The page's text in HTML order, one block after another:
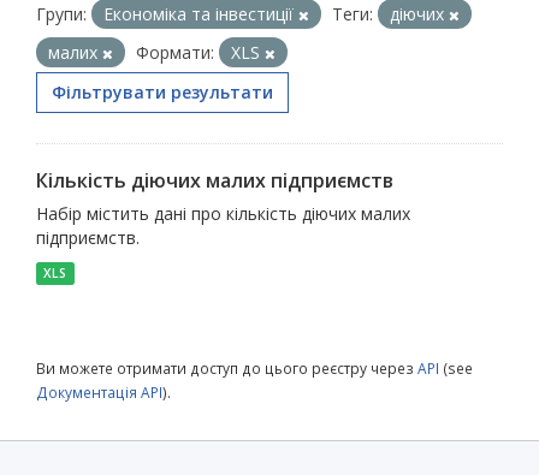
Групи: Економіка та інвестиції Теги:
діючих
малих
Формати:
XLS
Фільтрувати результати
Кількість діючих малих підприємств
Набір містить дані про кількість діючих малих
підприємств.
XLS
Ви можете отримати доступ до цього реєстру через API (see
Документація API).